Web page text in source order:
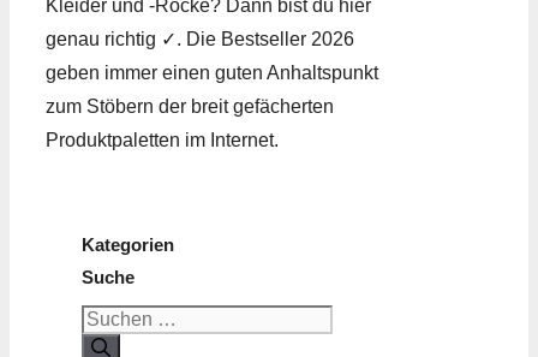
Kleider und -Röcke? Dann bist du hier
genau richtig ✓. Die Bestseller 2026
geben immer einen guten Anhaltspunkt
zum Stöbern der breit gefächerten
Produktpaletten im Internet.
Kategorien
Suche
Suchen
nach: